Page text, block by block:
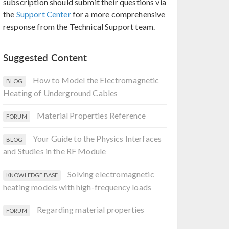
the Support Centerfor a more comprehensive
response from the Technical Support team.
Suggested Content
BLOG
How to Model the Electromagnetic
Heating of Underground Cables
FORUM Material Properties Reference
BLOG
Your Guide to the Physics Interfaces
and Studies in the RF Module
KNOWLEDGE BASE
Solving electromagnetic
heating models with high-frequency loads
FORUM Regarding material properties